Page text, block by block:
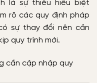
là sự thiếu hiểu biệt
rõ các quy định pháp
sự thay đổi nên cần
quy trình mới.